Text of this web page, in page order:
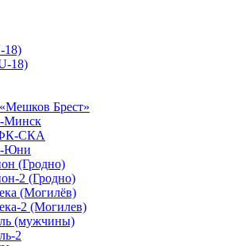
18)
Брест»
СКА
Юни
(Гродно)
2 (Гродно)
(Могилёв)
2 (Могилев)
(мужчины)
2